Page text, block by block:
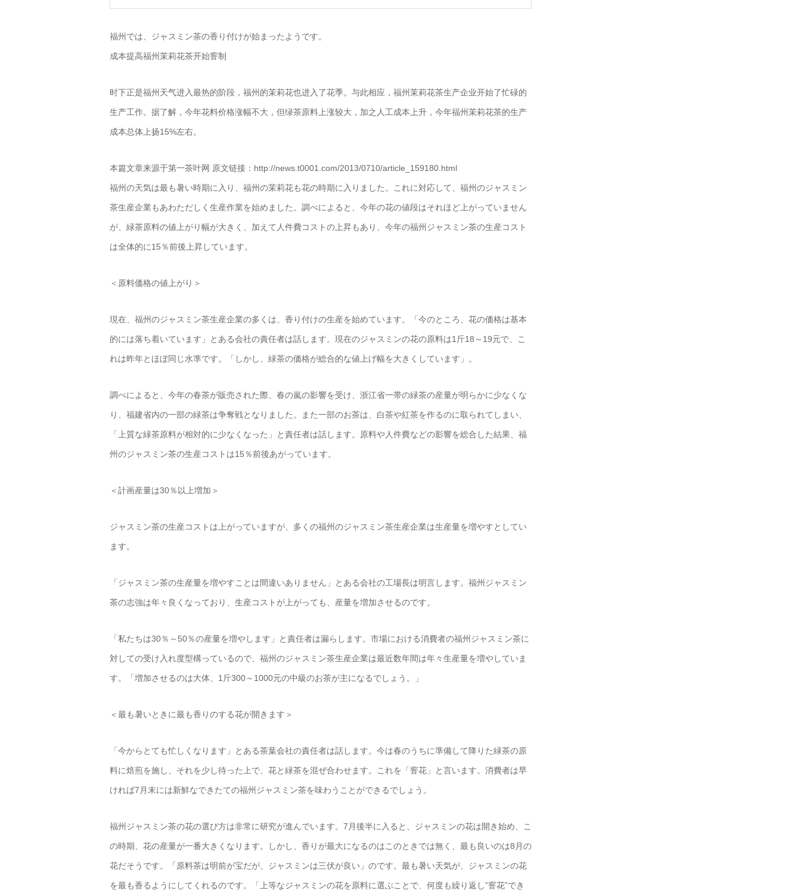
福州では、ジャスミン茶の香り付けが始まったようです。
成本提高福州茉莉花茶开始窨制
时下正是福州天气进入最热的阶段，福州的茉莉花也进入了花季。与此相应，福州茉莉花茶生产企业开始了忙碌的
生产工作。据了解，今年花料价格涨幅不大，但绿茶原料上涨较大，加之人工成本上升，今年福州茉莉花茶的生产
成本总体上扬15%左右。
本篇文章来源于第一茶叶网 原文链接：http://news.t0001.com/2013/0710/article_159180.html
福州の天気は最も暑い時期に入り、福州の茉莉花も花の時期に入りました。これに対応して、福州のジャスミン
茶生産企業もあわただしく生産作業を始めました。調べによると、今年の花の値段はそれほど上がっていません
が、緑茶原料の値上がり幅が大きく、加えて人件費コストの上昇もあり、今年の福州ジャスミン茶の生産コスト
は全体的に15％前後上昇しています。
＜原料価格の値上がり＞
現在、福州のジャスミン茶生産企業の多くは、香り付けの生産を始めています。「今のところ、花の価格は基本
的には落ち着いています」とある会社の責任者は話します。現在のジャスミンの花の原料は1斤18～19元で、こ
れは昨年とほぼ同じ水準です。「しかし、緑茶の価格が総合的な値上げ幅を大きくしています」。
調べによると、今年の春茶が販売された際、春の嵐の影響を受け、浙江省一帯の緑茶の産量が明らかに少なくな
り、福建省内の一部の緑茶は争奪戦となりました。また一部のお茶は、白茶や紅茶を作るのに取られてしまい、
「上質な緑茶原料が相対的に少なくなった」と責任者は話します。原料や人件費などの影響を総合した結果、福
州のジャスミン茶の生産コストは15％前後あがっています。
＜計画産量は30％以上増加＞
ジャスミン茶の生産コストは上がっていますが、多くの福州のジャスミン茶生産企業は生産量を増やすとしてい
ます。
「ジャスミン茶の生産量を増やすことは間違いありません」とある会社の工場長は明言します。福州ジャスミン
茶の志強は年々良くなっており、生産コストが上がっても、産量を増加させるのです。
「私たちは30％～50％の産量を増やします」と責任者は漏らします。市場における消費者の福州ジャスミン茶に
対しての受け入れ度型構っているので、福州のジャスミン茶生産企業は最近数年間は年々生産量を増やしていま
す。「増加させるのは大体、1斤300～1000元の中級のお茶が主になるでしょう。」
＜最も暑いときに最も香りのする花が開きます＞
「今からとても忙しくなります」とある茶葉会社の責任者は話します。今は春のうちに準備して降りた緑茶の原
料に焙煎を施し、それを少し待った上で、花と緑茶を混ぜ合わせます。これを「窨花」と言います。消費者は早
ければ7月末には新鮮なできたての福州ジャスミン茶を味わうことができるでしょう。
福州ジャスミン茶の花の選び方は非常に研究が進んでいます。7月後半に入ると、ジャスミンの花は開き始め、こ
の時期、花の産量が一番大きくなります。しかし、香りが最大になるのはこのときでは無く、最も良いのは8月の
花だそうです。「原料茶は明前が宝だが、ジャスミンは三伏が良い」のです。最も暑い天気が、ジャスミンの花
を最も香るようにしてくれるのです。「上等なジャスミンの花を原料に選ぶことで、何度も繰り返し”窨花”でき